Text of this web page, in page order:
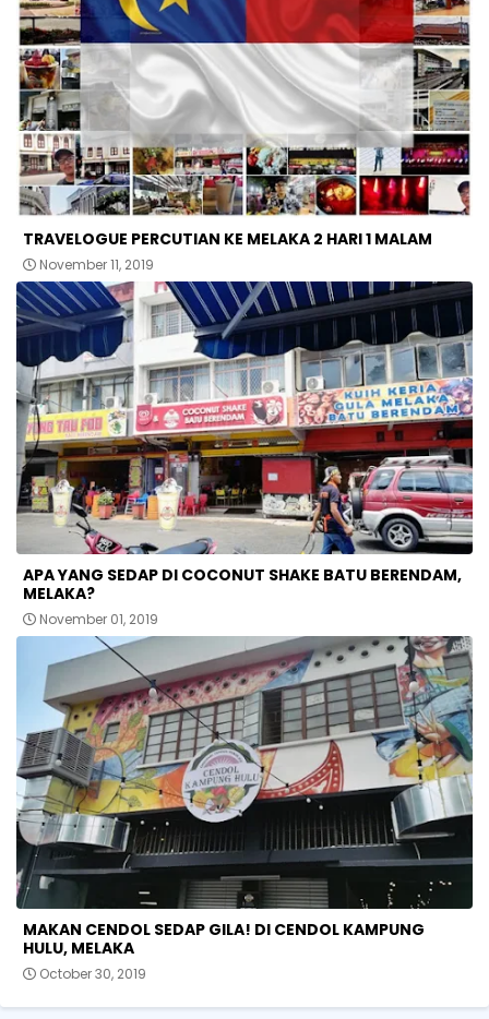
TRAVELOGUE PERCUTIAN KE MELAKA 2 HARI 1 MALAM
November 11, 2019
APA YANG SEDAP DI COCONUT SHAKE BATU BERENDAM,
MELAKA?
November 01, 2019
MAKAN CENDOL SEDAP GILA! DI CENDOL KAMPUNG
HULU, MELAKA
October 30, 2019